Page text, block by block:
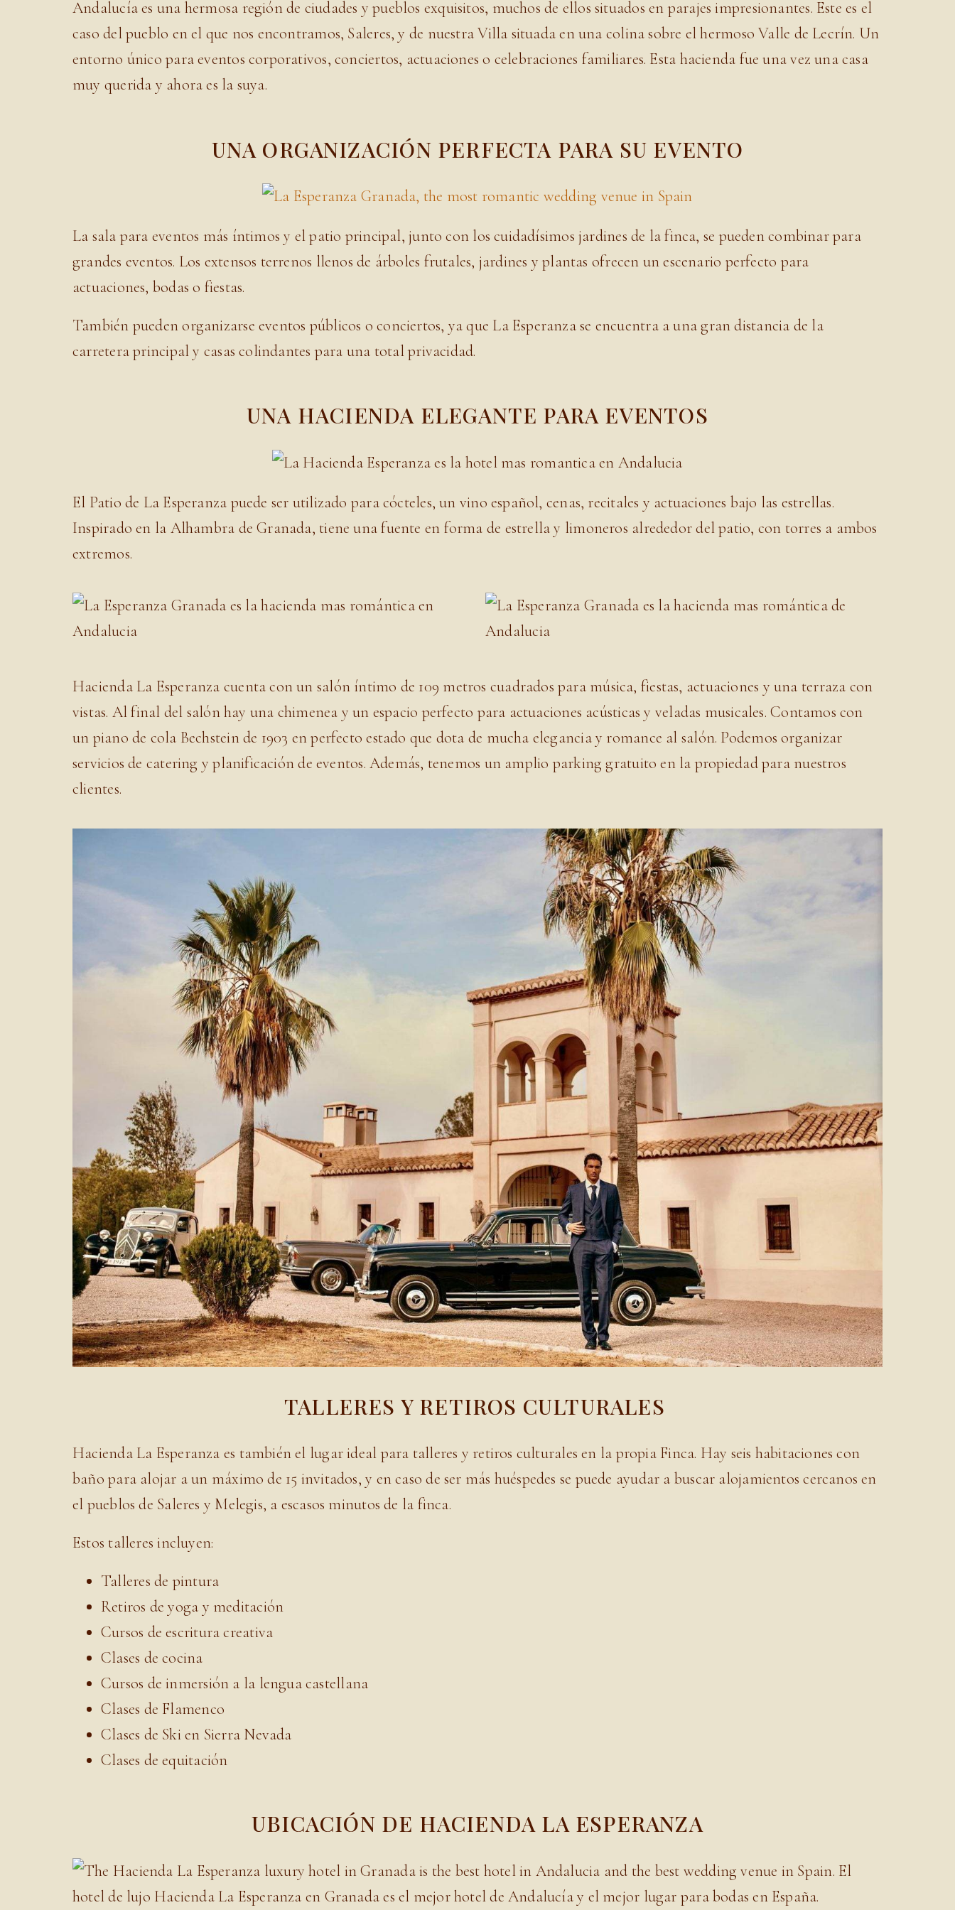
Andalucía es una hermosa región de ciudades y pueblos exquisitos, muchos de ellos situados en parajes impresionantes. Este es el
caso del pueblo en el que nos encontramos, Saleres, y de nuestra Villa situada en una colina sobre el hermoso Valle de Lecrín. Un
entorno único para eventos corporativos, conciertos, actuaciones o celebraciones familiares. Esta hacienda fue una vez una casa
muy querida y ahora es la suya.
UNA ORGANIZACIÓN PERFECTA PARA SU EVENTO
La sala para eventos más íntimos y el patio principal, junto con los cuidadísimos jardines de la finca, se pueden combinar para
grandes eventos. Los extensos terrenos llenos de árboles frutales, jardines y plantas ofrecen un escenario perfecto para
actuaciones, bodas o fiestas.
También pueden organizarse eventos públicos o conciertos, ya que La Esperanza se encuentra a una gran distancia de la
carretera principal y casas colindantes para una total privacidad.
UNA HACIENDA ELEGANTE PARA EVENTOS
El Patio de La Esperanza puede ser utilizado para cócteles, un vino español, cenas, recitales y actuaciones bajo las estrellas.
Inspirado en la Alhambra de Granada, tiene una fuente en forma de estrella y limoneros alrededor del patio, con torres a ambos
extremos.
Hacienda La Esperanza cuenta con un salón íntimo de 109 metros cuadrados para música, fiestas, actuaciones y una terraza con
vistas. Al final del salón hay una chimenea y un espacio perfecto para actuaciones acústicas y veladas musicales. Contamos con
un piano de cola Bechstein de 1903 en perfecto estado que dota de mucha elegancia y romance al salón. Podemos organizar
servicios de catering y planificación de eventos. Además, tenemos un amplio parking gratuito en la propiedad para nuestros
clientes.
TALLERES Y RETIROS CULTURALES
Hacienda La Esperanza es también el lugar ideal para talleres y retiros culturales en la propia Finca. Hay seis habitaciones con
baño para alojar a un máximo de 15 invitados, y en caso de ser más huéspedes se puede ayudar a buscar alojamientos cercanos en
el pueblos de Saleres y Melegis, a escasos minutos de la finca.
Estos talleres incluyen:
Talleres de pintura
Retiros de yoga y meditación
Cursos de escritura creativa
Clases de cocina
Cursos de inmersión a la lengua castellana
Clases de Flamenco
Clases de Ski en Sierra Nevada
Clases de equitación
UBICACIÓN DE HACIENDA LA ESPERANZA